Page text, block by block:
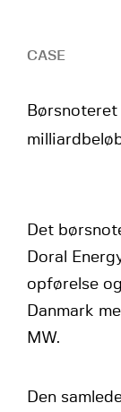
CASE
Det
Doral
opførelse
Danmark
MW.
Den